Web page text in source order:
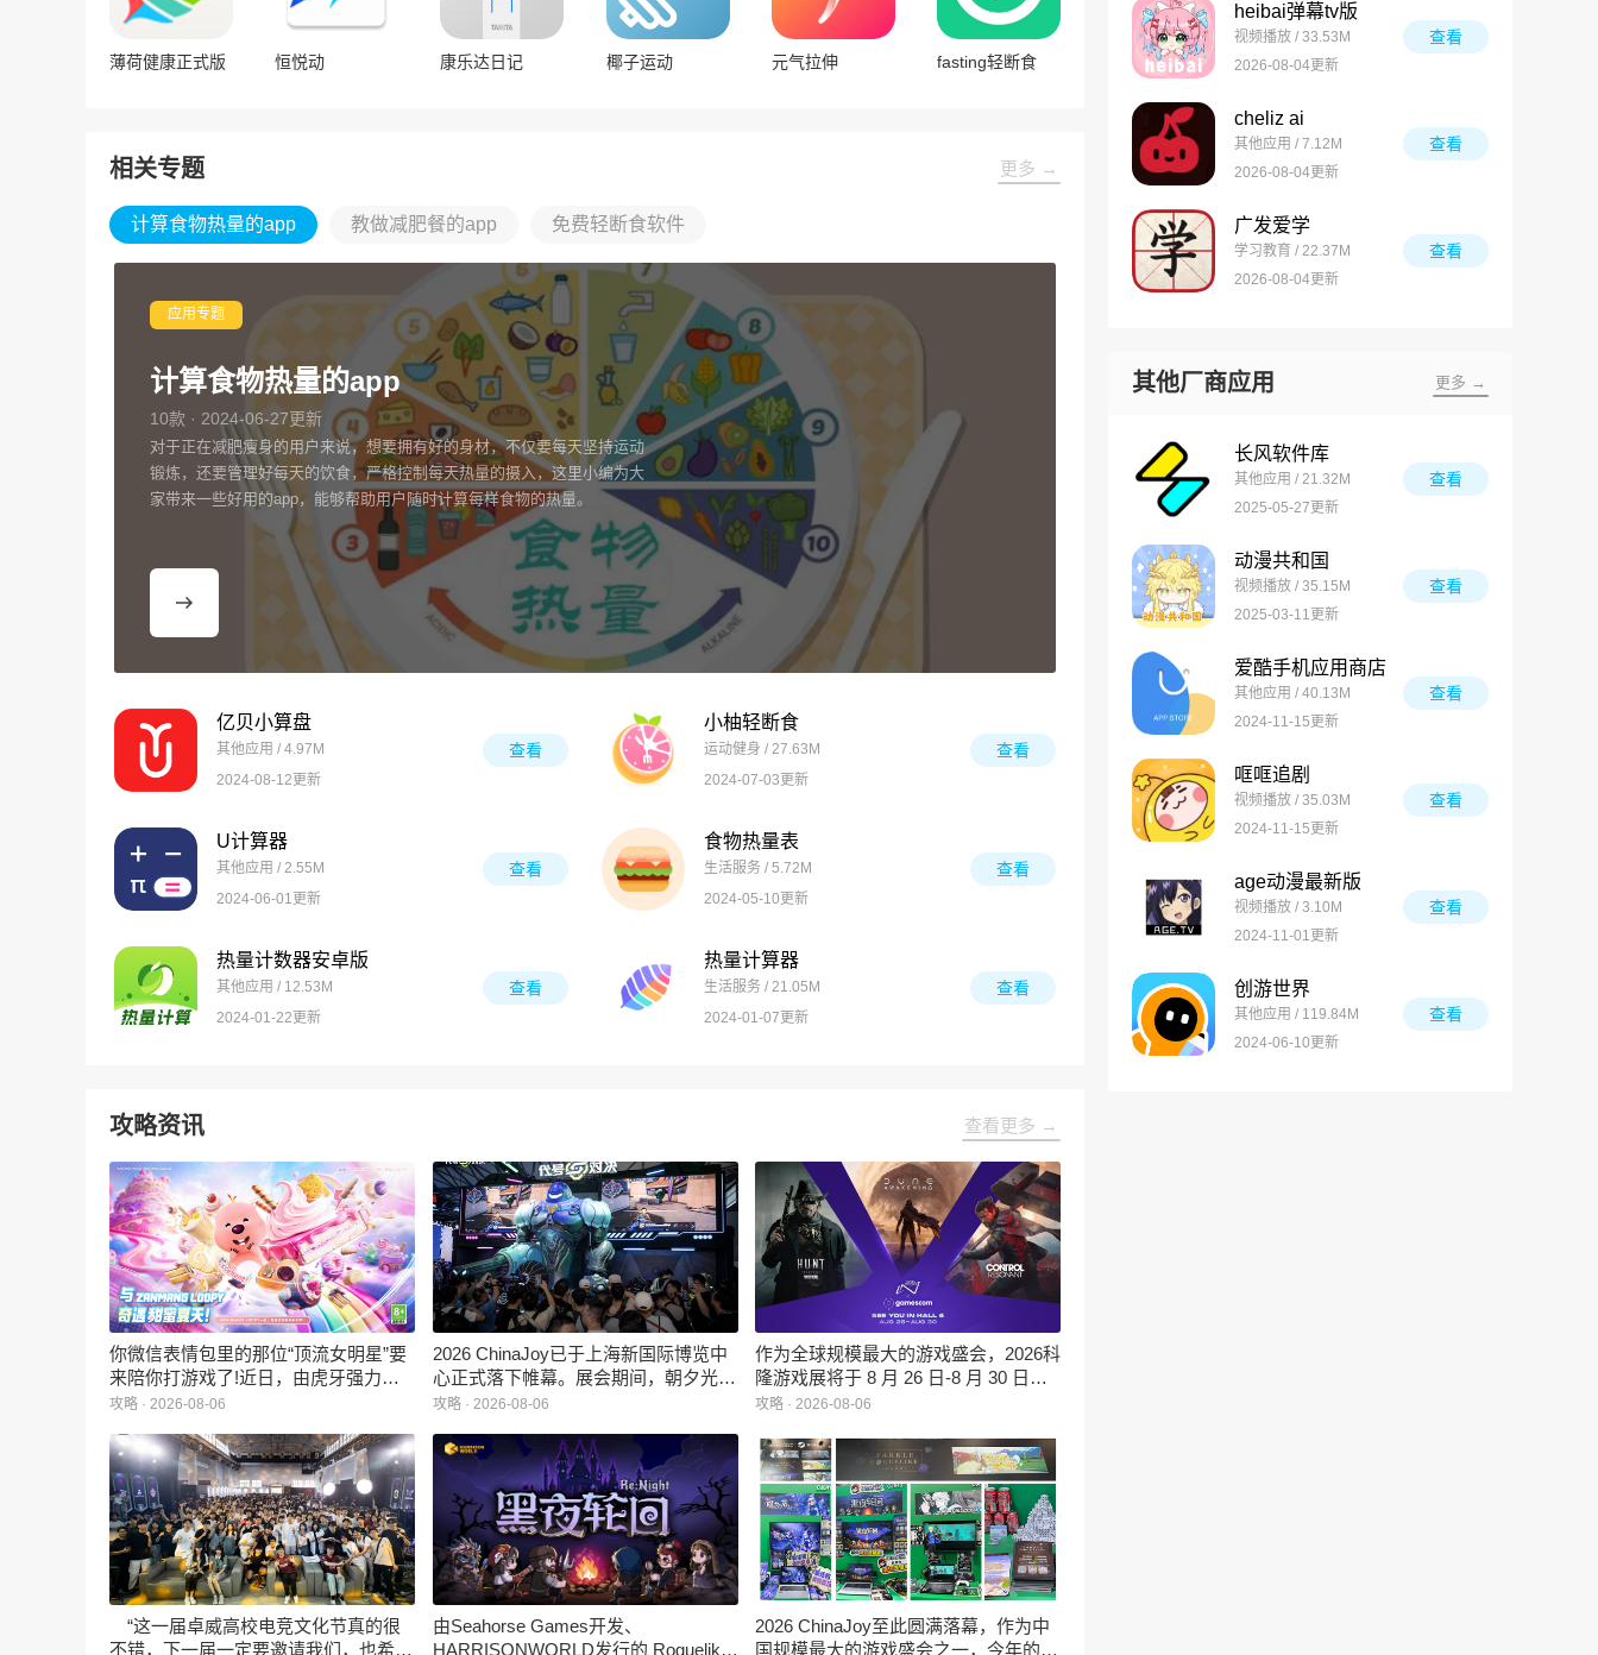
薄荷健康正式版 恒悦动 康乐达日记 椰子运动 元气拉伸 fasting轻断食
相关专题 更多 →
计算食物热量的app 教做减肥餐的app 免费轻断食软件
应用专题
计算食物热量的app
10款 · 2024-06-27更新
对于正在减肥瘦身的用户来说，想要拥有好的身材，不仅要每天坚持运动
锻炼，还要管理好每天的饮食，严格控制每天热量的摄入，这里小编为大
家带来一些好用的app，能够帮助用户随时计算每样食物的热量。
亿贝小算盘
其他应用 / 4.97M
2024-08-12更新
查看
小柚轻断食
运动健身 / 27.63M
2024-07-03更新
查看
U计算器
其他应用 / 2.55M
2024-06-01更新
查看
食物热量表
生活服务 / 5.72M
2024-05-10更新
查看
热量计数器安卓版
其他应用 / 12.53M
2024-01-22更新
查看
热量计算器
生活服务 / 21.05M
2024-01-07更新
查看
攻略资讯 查看更多 →
你微信表情包里的那位“顶流女明星”要
来陪你打游戏了!近日，由虎牙强力发
行、正版Zanmang Loopy(赞萌露比)IP
遇》正式曝光。这款产品巧妙融合了
3D立体消除、模拟经营与丰富的互动
社交玩法，准备为广大玩家和
ZANMANG LOOPY粉丝们带来一场视
觉与味觉的双重“奇遇”。
攻略 · 2026-08-06
2026 ChinaJoy已于上海新国际博览中
心正式落下帷幕。展会期间，朝夕光年
旗下蓝海工作室自研的多英雄策略射击
相，并向玩家开放试玩。
攻略 · 2026-08-06
作为全球规模最大的游戏盛会，2026科
隆游戏展将于 8 月 26 日-8 月 30 日在
德国举行。日前，科隆游戏展官方宣
罄，这也是科隆游戏展办展史上首次出
现展位一席难求的情况。
攻略 · 2026-08-06
“这一届卓威高校电竞文化节真的很
不错，下一届一定要邀请我们，也希望
由Seahorse Games开发、
HARRISONWORLD发行的 Roguelike
2026 ChinaJoy至此圆满落幕，作为中
国规模最大的游戏盛会之一，今年的展
heibai弹幕tv版
视频播放 / 33.53M
2026-08-04更新
查看
cheliz ai
其他应用 / 7.12M
2026-08-04更新
查看
广发爱学
学习教育 / 22.37M
2026-08-04更新
查看
其他厂商应用 更多 →
长风软件库
其他应用 / 21.32M
2025-05-27更新
查看
动漫共和国
视频播放 / 35.15M
2025-03-11更新
查看
爱酷手机应用商店
其他应用 / 40.13M
2024-11-15更新
查看
哐哐追剧
视频播放 / 35.03M
2024-11-15更新
查看
age动漫最新版
视频播放 / 3.10M
2024-11-01更新
查看
创游世界
其他应用 / 119.84M
2024-06-10更新
查看